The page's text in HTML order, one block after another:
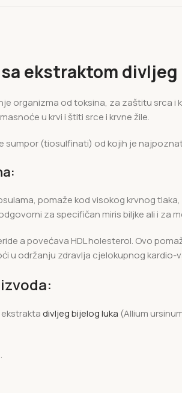
ekstraktom
organizma od toksina, za zaštitu srca i
u krvi i štiti srce i krvne žile.
sumpor (tiosulfinati) od kojih je
pomaže kod visokog krvnog
za specifičan miris biljke ali i za
a povećava HDL holesterol. Ovo
u održanju zdravlja cjelokupnog kardio-
ekstraktadivljeg bijelog luka (Allium